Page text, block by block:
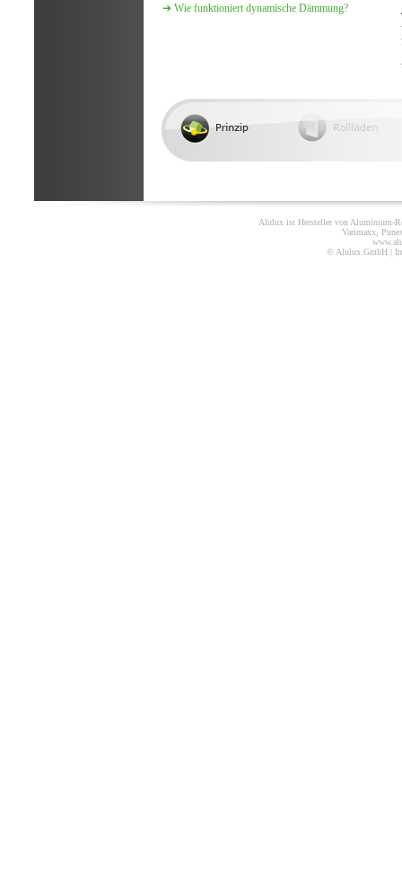
➔ Wie funktioniert dynamische Dämmung?
Alulux ist Hersteller von Aluminium-
Varimaxx,
© Alulux GmbH |